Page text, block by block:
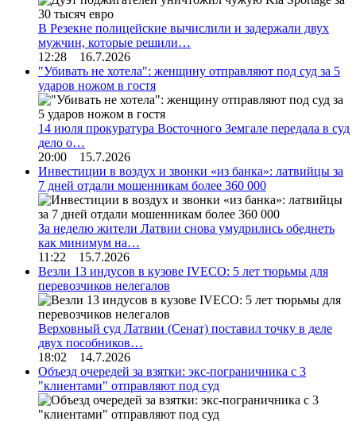
В Резекне полицейские вычислили и задержали двух
мужчин, которые решили…
12:28 16.7.2026
"Убивать не хотела": женщину отправляют под суд за 5
ударов ножом в гостя
14 июля прокуратура Восточного Земгале передала в суд
дело о…
20:00 15.7.2026
Инвестиции в воздух и звонки «из банка»: латвийцы за
7 дней отдали мошенникам более 360 000
За неделю жители Латвии снова умудрились обеднеть
как минимум на…
11:22 15.7.2026
Везли 13 индусов в кузове IVECO: 5 лет тюрьмы для
перевозчиков нелегалов
Верховный суд Латвии (Сенат) поставил точку в деле
двух пособников…
18:02 14.7.2026
Объезд очередей за взятки: экс-пограничника с 3
"клиентами" отправляют под суд